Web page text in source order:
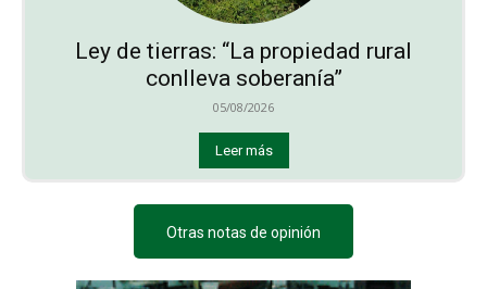
Ley de tierras: “La propiedad rural
conlleva soberanía”
05/08/2026
Leer más
Otras notas de opinión